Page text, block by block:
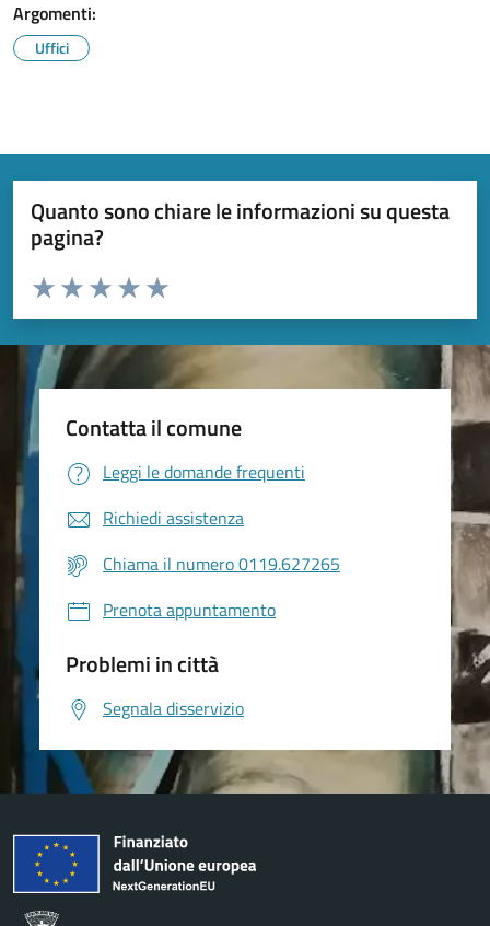
Argomenti:
Uffici
Quanto sono chiare le informazioni su questa
pagina?
Valuta da 1 a 5 stelle la pagina
Valuta 5 stelle su 5
Valuta 4 stelle su 5
Valuta 3 stelle su 5
Valuta 2 stelle su 5
Valuta 1 stelle su 5
Contatta il comune
Leggi le domande frequenti
Richiedi assistenza
Chiama il numero 0119.627265
Prenota appuntamento
Problemi in città
Segnala disservizio